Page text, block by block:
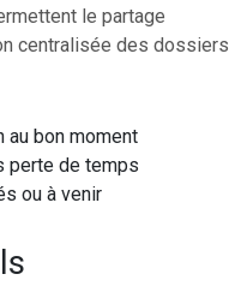
le partage
centralisée des dossiers
au bon moment
perte de temps
ou à venir